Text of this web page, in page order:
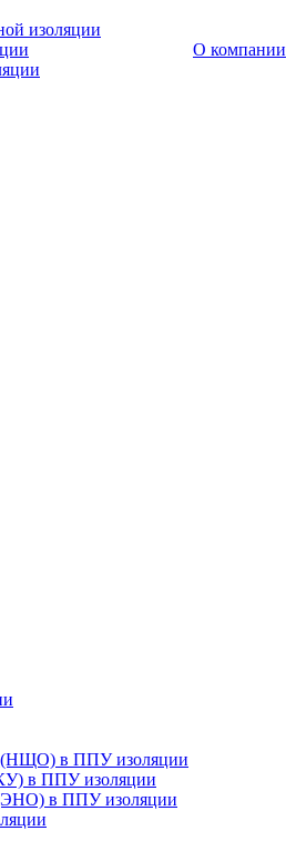
изоляции
О компании
(НЩО) в ППУ изоляции
в ППУ изоляции
в ППУ изоляции